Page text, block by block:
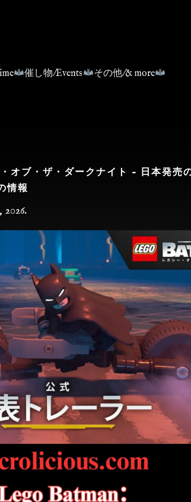
催し物/Events その他/& more
オブ・ザ・ダークナイト – 日本発売
情報
2026.